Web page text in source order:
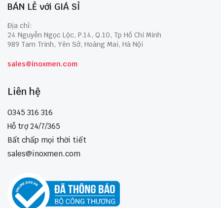
BÁN LẺ với GIÁ SỈ
Địa chỉ:
24 Nguyễn Ngọc Lộc, P.14, Q.10, Tp Hồ Chí Minh
989 Tam Trinh, Yên Sở, Hoàng Mai, Hà Nội
sales@inoxmen.com
Liên hệ
0345 316 316
Hỗ trợ 24/7/365
Bất chấp mọi thời tiết
sales@inoxmen.com